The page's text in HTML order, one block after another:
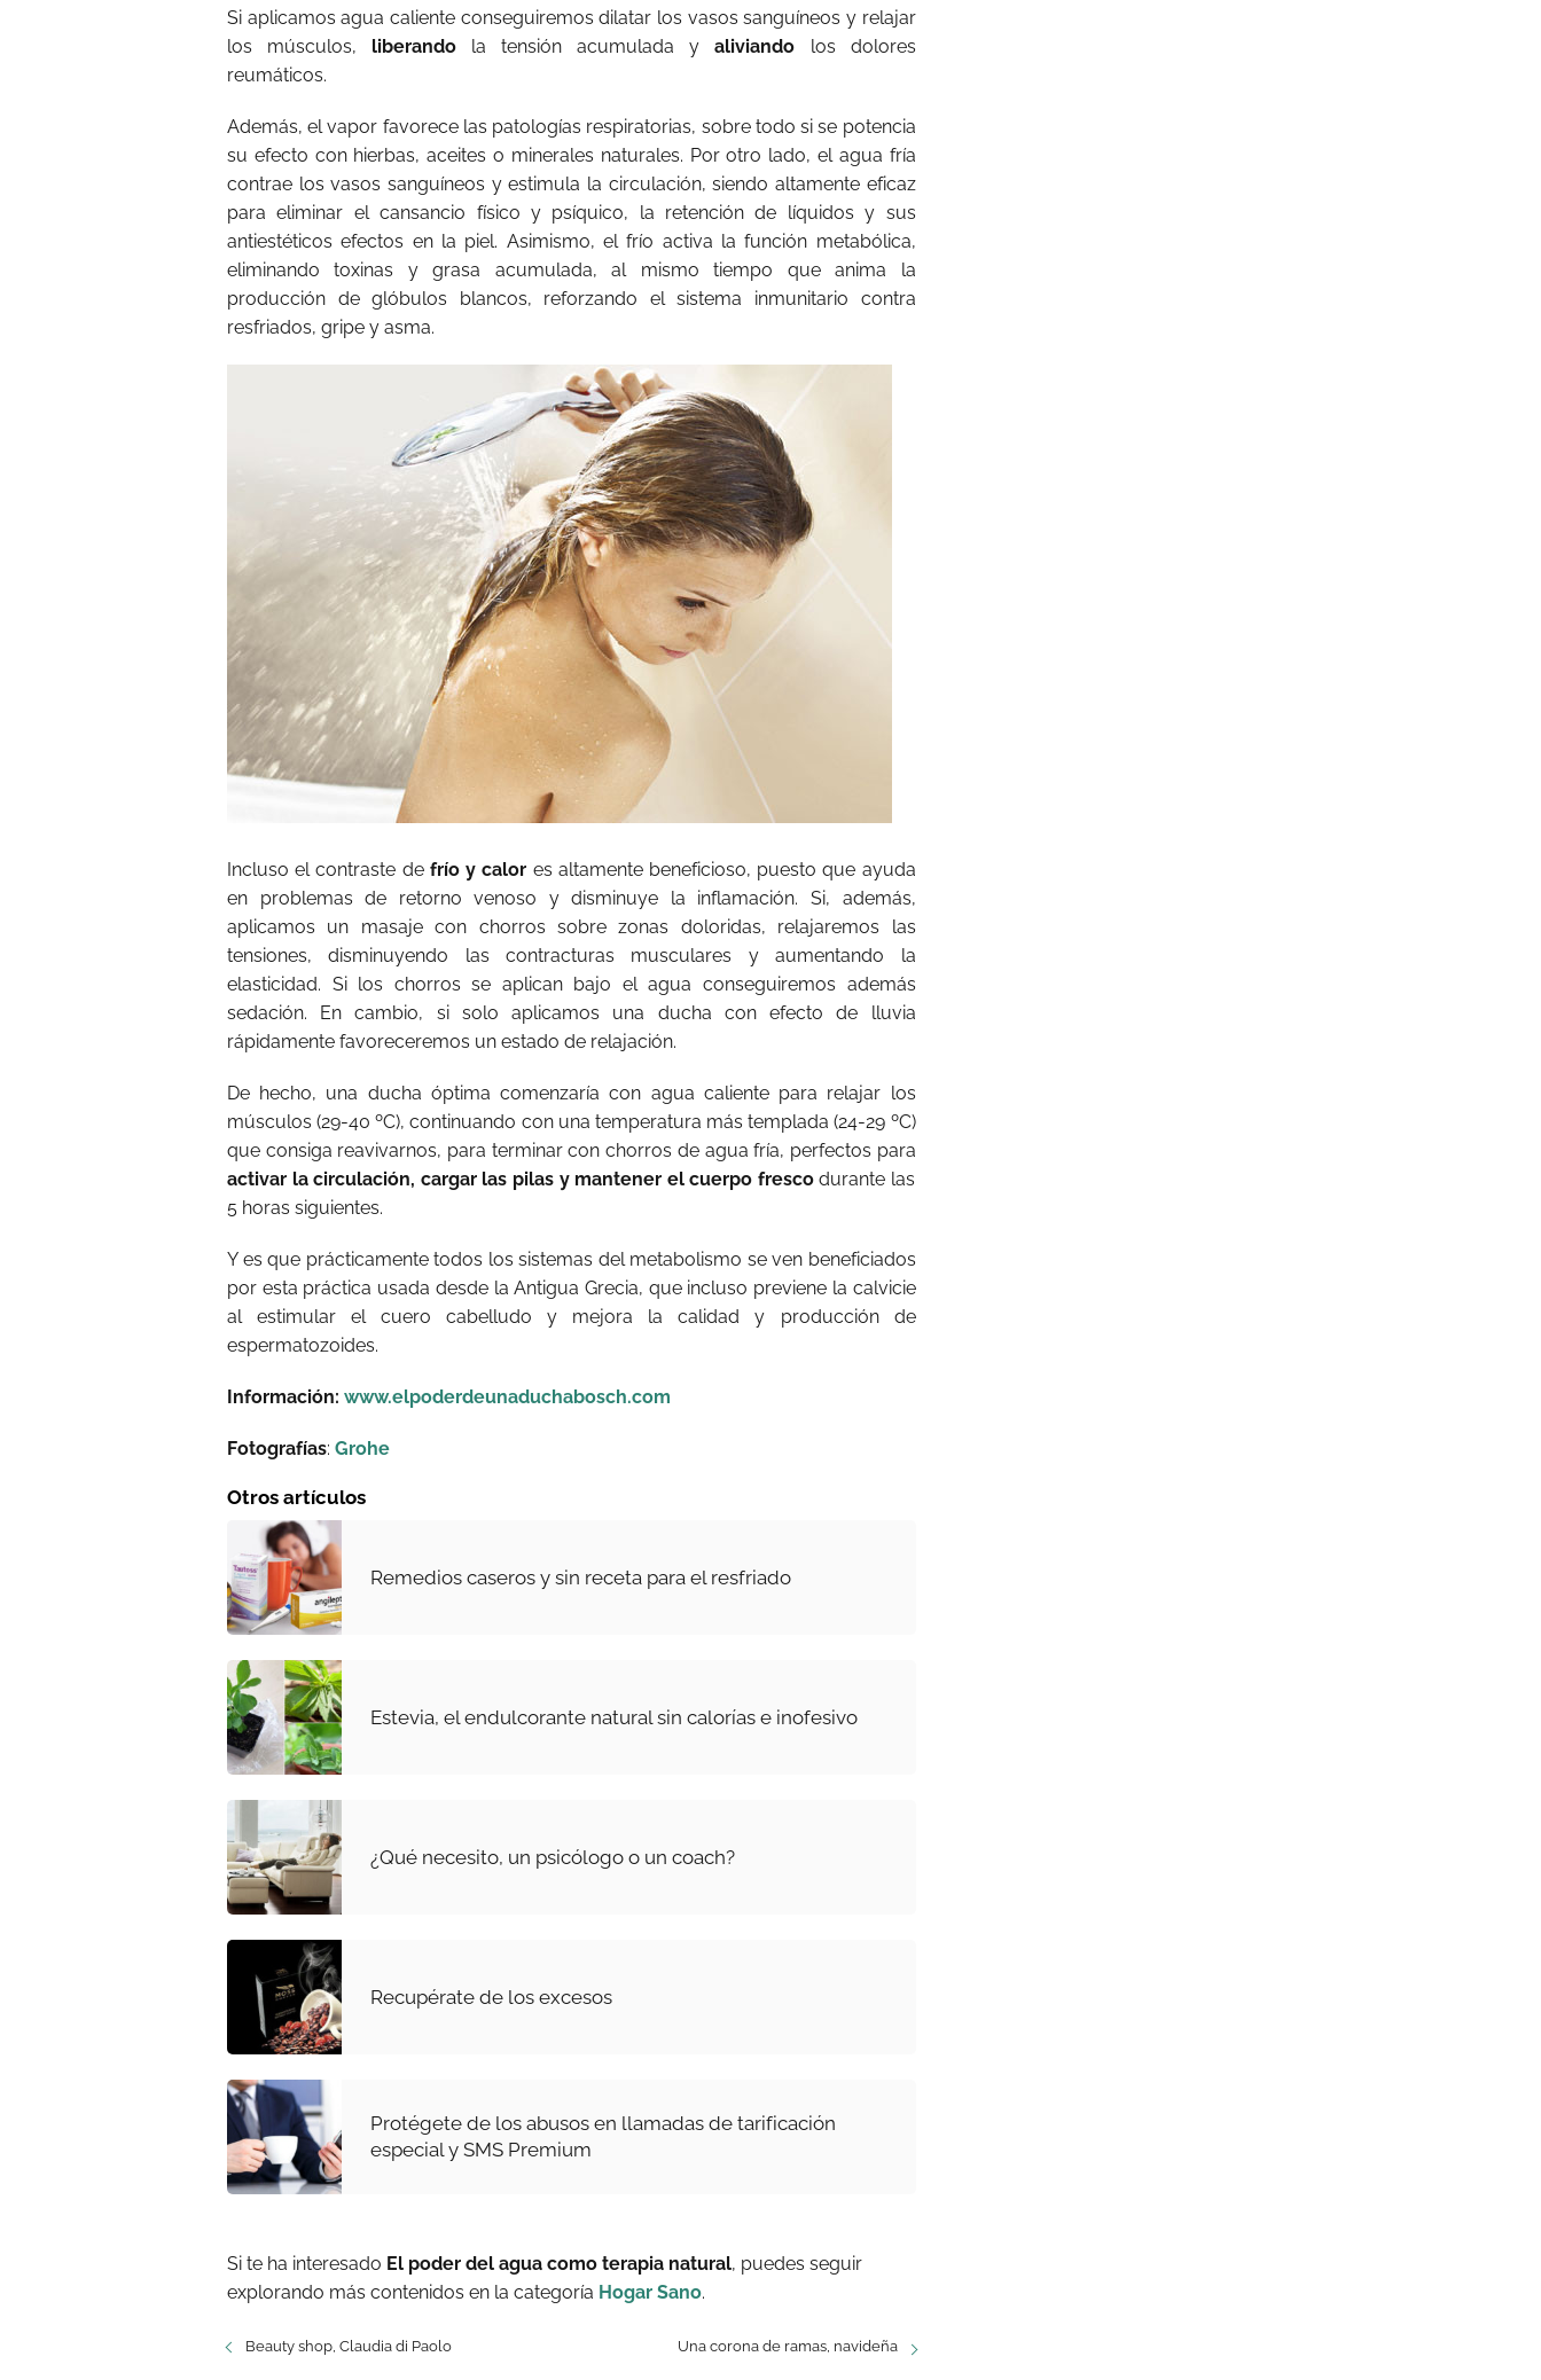
Si aplicamos agua caliente conseguiremos dilatar los vasos sanguíneos y relajar
los músculos, liberando la tensión acumulada yaliviando los dolores
reumáticos.
Además, el vapor favorece las patologías respiratorias, sobre todo si se potencia
su efecto con hierbas, aceites o minerales naturales. Por otro lado, el agua fría
contrae los vasos sanguíneos y estimula la circulación, siendo altamente eficaz
para eliminar el cansancio físico y psíquico, la retención de líquidos y sus
antiestéticos efectos en la piel. Asimismo, el frío activa la función metabólica,
eliminando toxinas y grasa acumulada, al mismo tiempo que anima la
producción de glóbulos blancos, reforzando el sistema inmunitario contra
resfriados, gripe y asma.
Incluso el contraste de frío y calor es altamente beneficioso, puesto que ayuda
en problemas de retorno venoso y disminuye la inflamación. Si, además,
aplicamos un masaje con chorros sobre zonas doloridas, relajaremos las
tensiones, disminuyendo las contracturas musculares y aumentando la
elasticidad. Si los chorros se aplican bajo el agua conseguiremos además
sedación. En cambio, si solo aplicamos una ducha con efecto de lluvia
rápidamente favoreceremos un estado de relajación.
De hecho, una ducha óptima comenzaría con agua caliente para relajar los
músculos (29-40 ºC), continuando con una temperatura más templada (24-29 ºC)
que consiga reavivarnos, para terminar con chorros de agua fría, perfectos para
activar la circulación, cargar las pilas y mantener el cuerpo frescodurante las
5 horas siguientes.
Y es que prácticamente todos los sistemas del metabolismo se ven beneficiados
por esta práctica usada desde la Antigua Grecia, que incluso previene la calvicie
al estimular el cuero cabelludo y mejora la calidad y producción de
espermatozoides.
Información: www.elpoderdeunaduchabosch.com
Fotografías: Grohe
Otros artículos
Remedios caseros y sin receta para el resfriado
Estevia, el endulcorante natural sin calorías e inofesivo
¿Qué necesito, un psicólogo o un coach?
Recupérate de los excesos
Protégete de los abusos en llamadas de tarificación
especial y SMS Premium
Si te ha interesado El poder del agua como terapia natural, puedes seguir
explorando más contenidos en la categoría Hogar Sano.
Beauty shop, Claudia di Paolo Una corona de ramas, navideña